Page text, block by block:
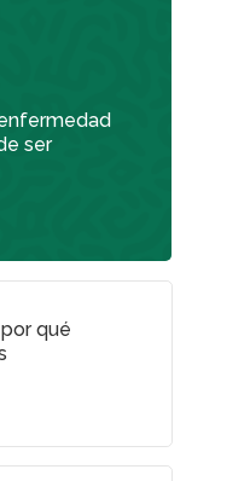
ser
qué
¿Sabías
I Jornada Gallega De
Dermofarmacia
Problemas
Salud
Fitoterapia